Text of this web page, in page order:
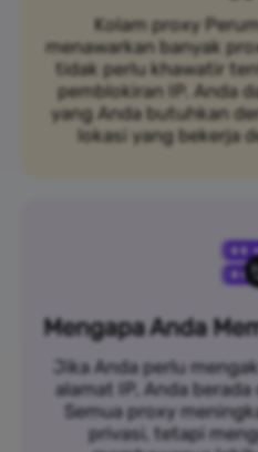
Kolam proxy
menawarkan banyak
tidak perlu khawatir
pemblokiran IP. Anda
yang Anda butuhkan
lokasi yang bekerja
Mengapa Anda
Jika Anda perlu
alamat IP, Anda
Semua proxy
privasi, tetapi